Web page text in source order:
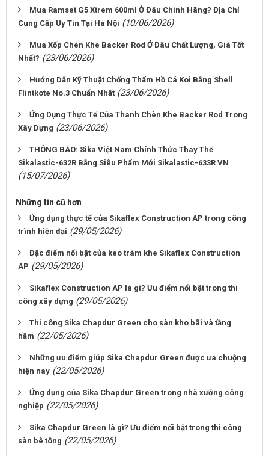
Mua Ramset G5 Xtrem 600ml Ở Đâu Chính Hãng? Địa Chỉ
Cung Cấp Uy Tín Tại Hà Nội (10/06/2026)
Mua Xốp Chèn Khe Backer Rod Ở Đâu Chất Lượng, Giá Tốt
Nhất? (23/06/2026)
Hướng Dẫn Kỹ Thuật Chống Thấm Hồ Cá Koi Bằng Shell
Flintkote No.3 Chuẩn Nhất (23/06/2026)
Ứng Dụng Thực Tế Của Thanh Chèn Khe Backer Rod Trong
Xây Dựng (23/06/2026)
THÔNG BÁO: Sika Việt Nam Chính Thức Thay Thế
Sikalastic-632R Bằng Siêu Phẩm Mới Sikalastic-633R VN
(15/07/2026)
Những tin cũ hơn
Ứng dụng thực tế của Sikaflex Construction AP trong công
trình hiện đại (29/05/2026)
Đặc điểm nổi bật của keo trám khe Sikaflex Construction
AP (29/05/2026)
Sikaflex Construction AP là gì? Ưu điểm nổi bật trong thi
công xây dựng (29/05/2026)
Thi công Sika Chapdur Green cho sàn kho bãi và tầng
hầm (22/05/2026)
Những ưu điểm giúp Sika Chapdur Green được ưa chuộng
hiện nay (22/05/2026)
Ứng dụng của Sika Chapdur Green trong nhà xưởng công
nghiệp (22/05/2026)
Sika Chapdur Green là gì? Ưu điểm nổi bật trong thi công
sàn bê tông (22/05/2026)